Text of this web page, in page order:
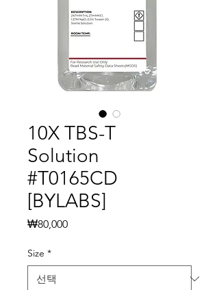
10X TBS-T
Solution
#T0165CD
[BYLABS]
₩80,000가
Size *